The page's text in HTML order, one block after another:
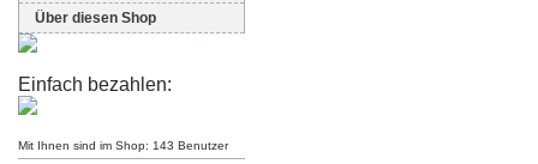
Über diesen Shop
Einfach bezahlen:
Mit Ihnen sind im Shop: 143 Benutzer